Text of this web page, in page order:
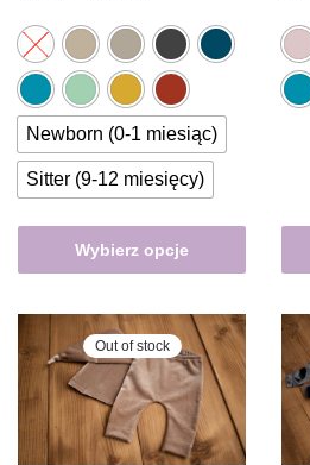
Newborn (0-1 miesiąc)
Sitter (9-12 miesięcy)
Wybierz opcje
Out of stock